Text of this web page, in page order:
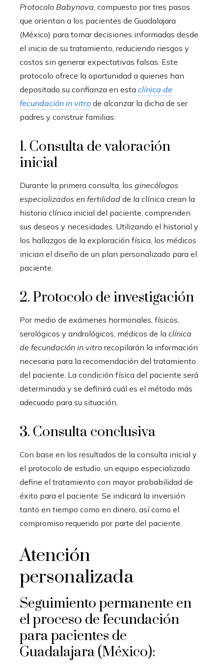
Protocolo Babynova , compuesto por tres pasos
que orientan a los pacientes de Guadalajara
(México) para tomar decisiones informadas desde
el inicio de su tratamiento, reduciendo riesgos y
costos sin generar expectativas falsas. Este
protocolo ofrece la oportunidad a quienes han
depositado su confianza en esta clínica de
fecundación in vitro de alcanzar la dicha de ser
padres y construir familias:
1. Consulta de valoración
inicial
Durante la primera consulta, los ginecólogos
especializados en fertilidad de la clínica crean la
historia clínica inicial del paciente, comprenden
sus deseos y necesidades. Utilizando el historial y
los hallazgos de la exploración física, los médicos
inician el diseño de un plan personalizado para el
paciente.
2. Protocolo de investigación
Por medio de exámenes hormonales, físicos,
serológicos y andrológicos, médicos de la clínica
de fecundación in vitro recopilarán la información
necesaria para la recomendación del tratamiento
del paciente. La condición física del paciente será
determinada y se definirá cuál es el método más
adecuado para su situación.
3. Consulta conclusiva
Con base en los resultados de la consulta inicial y
el protocolo de estudio, un equipo especializado
define el tratamiento con mayor probabilidad de
éxito para el paciente. Se indicará la inversión
tanto en tiempo como en dinero, así como el
compromiso requerido por parte del paciente.
Atención
personalizada
Seguimiento permanente en
el proceso de fecundación
para pacientes de
Guadalajara (México):